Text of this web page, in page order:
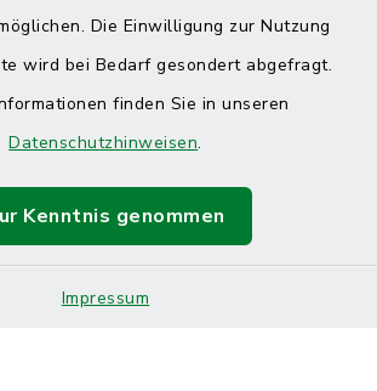
Die Einwilligung zur Nutzung
wird bei Bedarf gesondert abgefragt.
finden Sie in unseren
Datenschutzhinweisen.
Kenntnis genommen
Impressum
Barrierefreiheit
Sitemap